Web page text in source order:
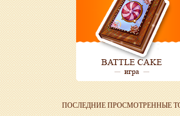
ПОСЛЕДНИЕ ПРОСМОТРЕННЫЕ